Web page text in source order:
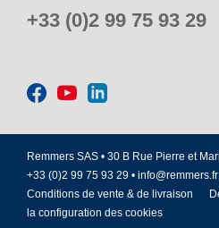
+33 (0)2 99 75 93 29
Remmers SAS • 30 B Rue Pierre et
+33 (0)2 99 75 93 29 • info@remmers.fr
Conditions de vente & de livraison
la configuration des cookies